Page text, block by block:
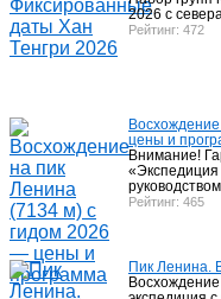
Восхождения Тибет
Треки, восхождения
Музеи Узбекистана 45
2026 с
Рейтинг: 472
цены и
Внимание!
Рейтинг: 465
Пик Ленина.